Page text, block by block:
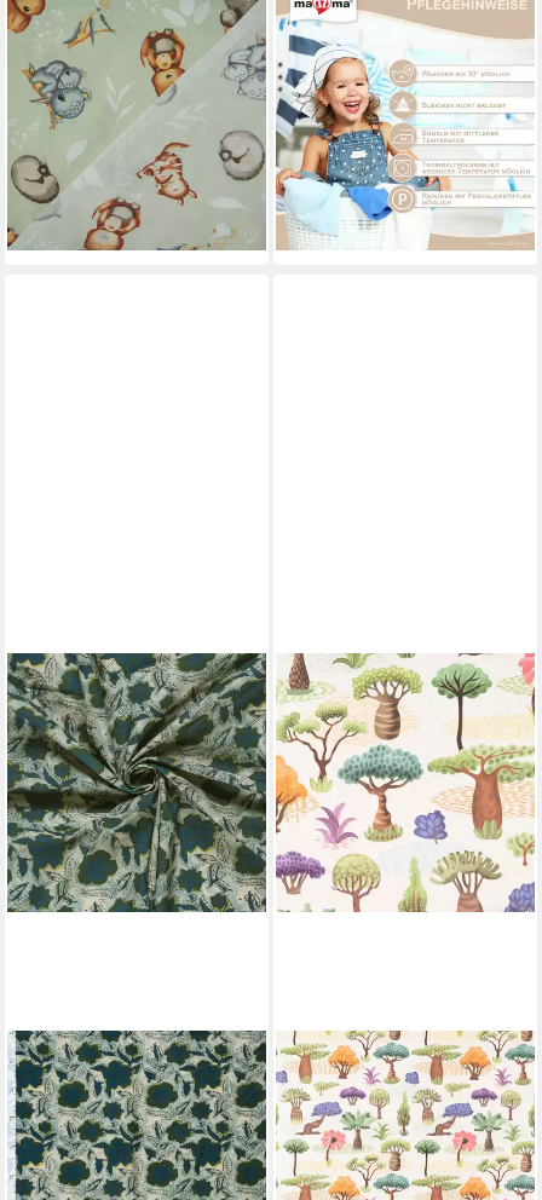
MADDMA
Stoff Baumwollstoff Outback
Friends Kira & Koko 1/2
Meterware, 160 cm breit
3,94 €
(4,93 €/ 1 qm)
lieferbar - in 4-5 Werktagen bei dir
MADDMA
Stoff 0,5m Baumwollstoff
BeHappy Motiv Flowerpower
Halbmeterware 150cm breit,
Motiv 10
5,71 €
(7,61 €/ 1 qm)
lieferbar - in 4-5 Werktagen bei dir